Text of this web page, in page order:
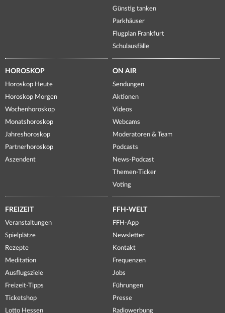
Günstig tanken
Parkhäuser
Flugplan Frankfurt
Schulausfälle
HOROSKOP
Horoskop Heute
Horoskop Morgen
Wochenhoroskop
Monatshoroskop
Jahreshoroskop
Partnerhoroskop
Aszendent
ON AIR
Sendungen
Aktionen
Videos
Webcams
Moderatoren & Team
Podcasts
News-Podcast
Themen-Ticker
Voting
FREIZEIT
Veranstaltungen
Spielplätze
Rezepte
Meditation
Ausflugsziele
Freizeit-Tipps
Ticketshop
Lotto Hessen
FFH-WELT
FFH-App
Newsletter
Kontakt
Frequenzen
Jobs
Führungen
Presse
Radiowerbung